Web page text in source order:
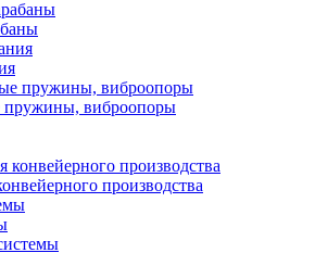
пружины, виброопоры
производства